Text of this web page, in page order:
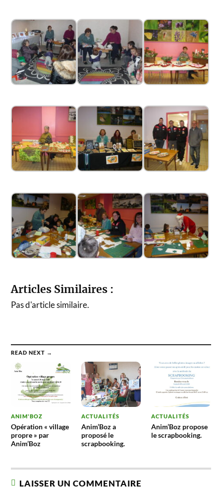
Articles Similaires :
Pas d'article similaire.
READ NEXT →
ANIM'BOZ
Opération « village
propre » par
Anim’Boz
ACTUALITÉS
Anim’Boz a
proposé le
scrapbooking.
ACTUALITÉS
Anim’Boz propose
le scrapbooking.
LAISSER UN COMMENTAIRE